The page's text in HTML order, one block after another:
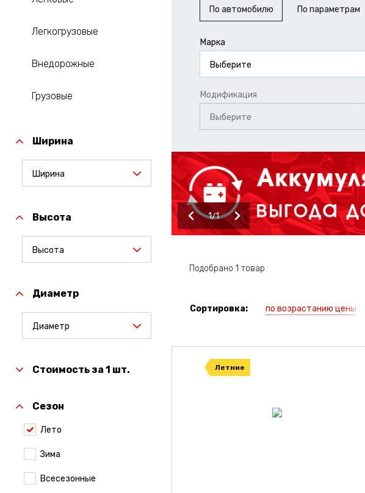
Легкогрузовые
Внедорожные
Грузовые
Ширина
Ширина
Высота
Высота
Диаметр
Диаметр
Стоимость за 1 шт.
Сезон
Лето
Зима
Всесезонные
По автомобилю По параметрам
Марка
Выберите
Модификация
Выберите
1 1
Подобрано 1 товар
Сортировка: по возрастанию цены
Летние